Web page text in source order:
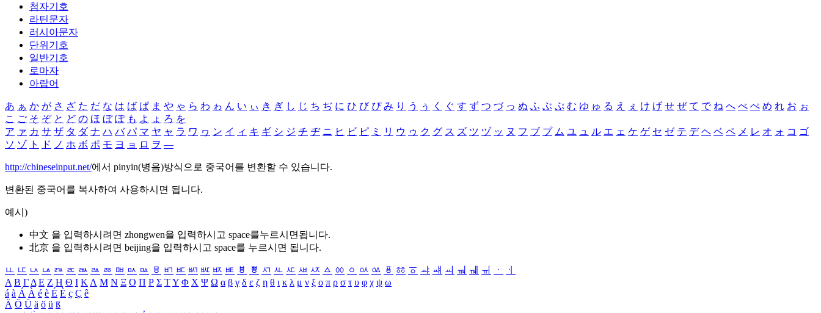
첨자기호
라틴문자
러시아문자
단위기호
일반기호
로마자
아랍어
あ ぁ か が さ ざ た だ な は ば ぱ ま や ゃ ら わ ゎ ん い ぃ き ぎ し じ ち ぢ に ひ び ぴ み り う ぅ く ぐ す ず つ づ っ ぬ ふ ぶ ぷ む ゆ ゅ る え ぇ け げ せ ぜ て で ね へ べ ぺ め れ お ぉ
こ ご そ ぞ と ど の ほ ぼ ぽ も よ ょ ろ を
ア ァ カ サ ザ タ ダ ナ ハ バ パ マ ヤ ャ ラ ワ ヮ ン イ ィ キ ギ シ ジ チ ヂ ニ ヒ ビ ピ ミ リ ウ ゥ ク グ ス ズ ツ ヅ ッ ヌ フ ブ プ ム ユ ュ ル エ ェ ケ ゲ セ ゼ テ デ ヘ ベ ペ メ レ オ ォ コ ゴ
ソ ゾ ト ド ノ ホ ボ ポ モ ヨ ョ ロ ヲ ―
http://chineseinput.net/에서 pinyin(병음)방식으로 중국어를 변환할 수 있습니다.
변환된 중국어를 복사하여 사용하시면 됩니다.
예시)
中文 을 입력하시려면 zhongwen을 입력하시고 space를누르시면됩니다.
北京 을 입력하시려면 beijing을 입력하시고 space를 누르시면 됩니다.
ㅥ ㅦ ㅧ ㅨ ㅩ ㅪ ㅫ ㅬ ㅭ ㅮ ㅯ ㅰ ㅱ ㅲ ㅳ ㅴ ㅵ ㅶ ㅷ ㅸ ㅹ ㅺ ㅻ ㅼ ㅽ ㅾ ㅿ ㆀ ㆁ ㆂ ㆃ ㆄ ㆅ ㆆ ㆇ ㆈ ㆉ ㆊ ㆋ ㆌ ㆍ
ㆎ
Α Β ΓΔ Ε Ζ Η Θ Ι ΚΛ Μ Ν Ξ Ο Π Ρ Σ ΤΥ Φ Χ Ψ Ω α β γ δ ε ζ η θ ι κ λ μ ν ξ ο π ρ σ τ υ φ χ ψ ω
á à Á À é è É È ç Ç ê
Ä Ö Ü ä ö ü ß